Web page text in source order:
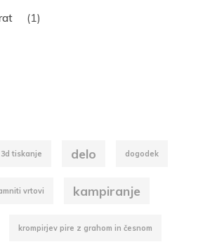
(1)
3d tiskanje delo dogodek
vrtovi kampiranje
krompirjev pire z grahom in česnom